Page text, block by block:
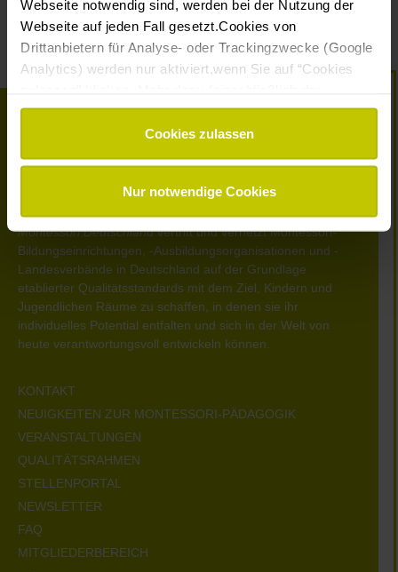
Webseite notwendig sind, werden bei der Nutzung der
Webseite auf jeden Fall gesetzt.Cookies von
Drittanbietern für Analyse- oder Trackingzwecke (Google
Analytics) werden nur aktiviert,wenn Sie auf “Cookies
Möglichkeit,die Einwilligungserklärung zu widerrufen)
erfahren Sie in unsererDatenschutzerklärung
Impressum
Cookies zulassen
Nur notwendige Cookies
Montessori Deutschlandvertritt und vernetzt Montessori-
Bildungseinrichtungen, -Ausbildungsorganisationen und -
Landesverbände in Deutschland auf der Grundlage
etablierter Qualitätsstandards mit dem Ziel, Kindern und
Jugendlichen Räume zu schaffen, in denen sie ihr
individuelles Potential entfalten und sich in der Welt von
heute verantwortungsvoll entwickeln können.
KONTAKT
NEUIGKEITEN ZUR MONTESSORI-PÄDAGOGIK
VERANSTALTUNGEN
QUALITÄTSRAHMEN
STELLENPORTAL
NEWSLETTER
FAQ
MITGLIEDERBEREICH